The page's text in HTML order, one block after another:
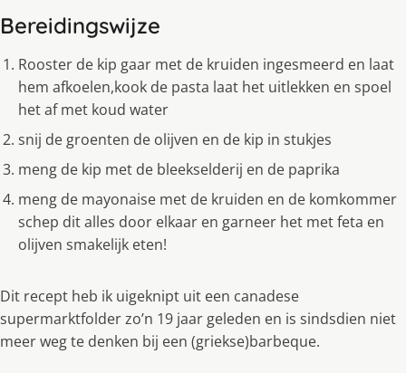
Bereidingswijze
Rooster de kip gaar met de kruiden ingesmeerd en laat
hem afkoelen,kook de pasta laat het uitlekken en spoel
het af met koud water
snij de groenten de olijven en de kip in stukjes
meng de kip met de bleekselderij en de paprika
meng de mayonaise met de kruiden en de komkommer
schep dit alles door elkaar en garneer het met feta en
olijven smakelijk eten!
Dit recept heb ik uigeknipt uit een canadese
supermarktfolder zo’n 19 jaar geleden en is sindsdien niet
meer weg te denken bij een (griekse)barbeque.